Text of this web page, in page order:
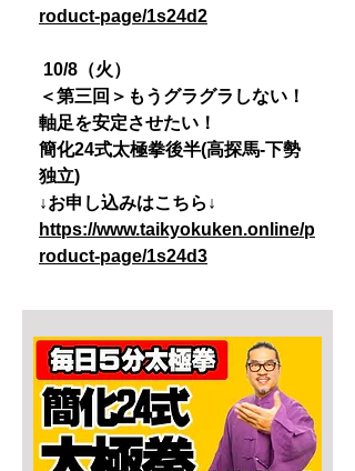
roduct-page/1s24d2
10/8（火）
＜第三回＞もうグラグラしない！
軸足を安定させたい！
簡化24式太極拳後半(高探馬-下勢
独立)
↓お申し込みはこちら↓
https://www.taikyokuken.online/p
roduct-page/1s24d3